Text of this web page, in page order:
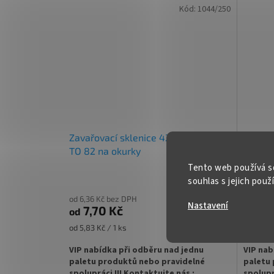
Tento web používá
souhlas s jejich
Nastavení
Zavařovací sklenice 425 ml GURKEN
TO 82 na okurky
od 6,36 Kč bez DPH
od 7,70 Kč
Měrná
od 5,83 Kč / 1 ks
VIP nabídka při odběru nad jednu
paletu produktů nebo pravidelné
Kód: 1044/250
VIP
paletu